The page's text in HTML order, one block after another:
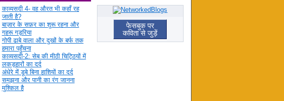
काव्यसदी 4- वह औरत भी कहाँ रह
जाती है?
बाज़ार के सफ़र का शुरू रहना और
गहरू गड़रिया
गोपी ढाबे वाला और दुखों के बर्फ तक
हमारा पहुँचना
काव्यसदी-2: सेब की मीठी चिट्ठियों में
लकड़हारों का दर्द
अंधेरे में डूबे बिना हाशियों का दर्द
समझना और पानी का रंग जानना
मुश्किल है
फेसबुक पर
कविता से जुड़ें